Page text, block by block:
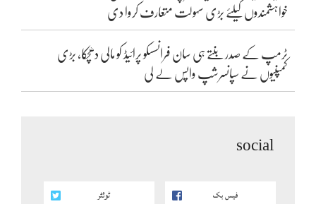
خواہشمندوں کیلئے بڑی سہولت متعارف کروا دی
ٹرمپ کے صدر بنتے ہی سان فرانسسکو پرائیڈ کو مالی دھچکا، بڑی
کمپنیوں نے سپانسرشپ واپس لے لی
social
فیس بک ٹوئٹر